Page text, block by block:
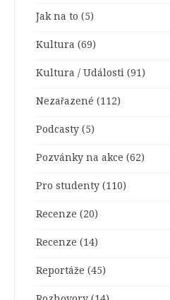
Jak na to (5)
Kultura (69)
Kultura / Události (91)
Nezařazené (112)
Podcasty (5)
Pozvánky na akce (62)
Pro studenty (110)
Recenze (20)
Recenze (14)
Reportáže (45)